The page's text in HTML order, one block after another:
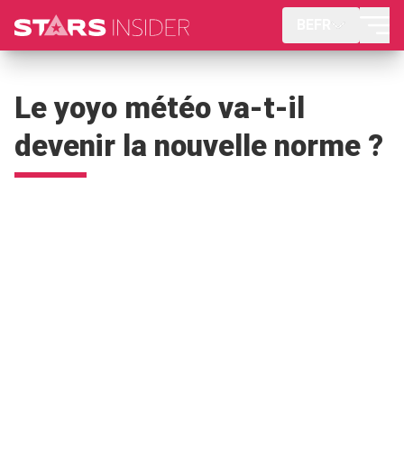
Le yoyo météo va-t-il
devenir la nouvelle norme ?